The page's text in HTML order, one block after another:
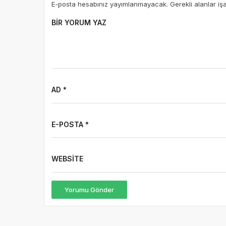
E-posta hesabınız yayımlanmayacak. Gerekli alanlar
BIR YORUM YAZ
AD *
E-POSTA *
WEBSITE
Yorumu Gönder